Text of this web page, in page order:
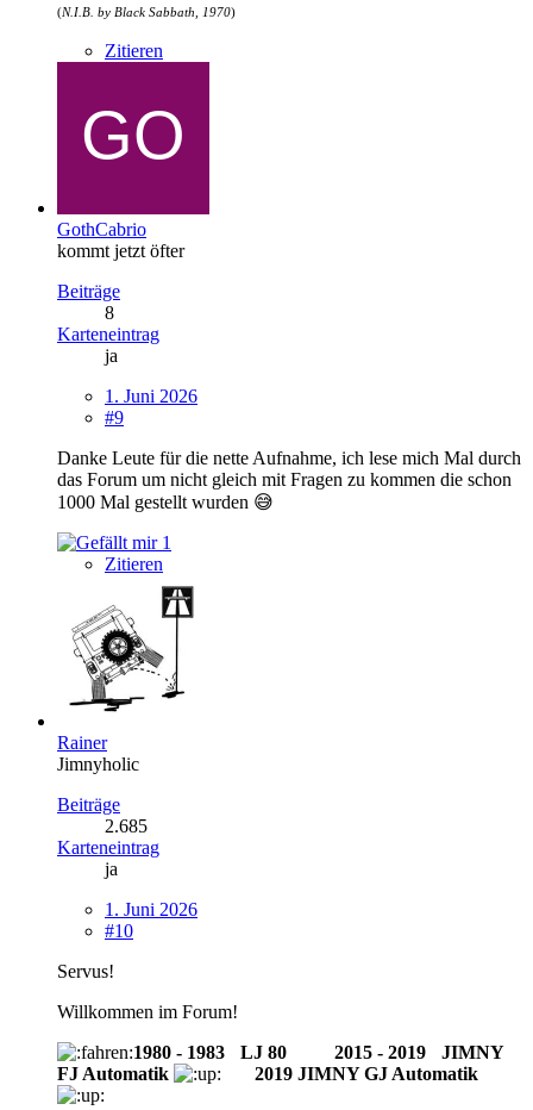
(N.I.B. by Black Sabbath, 1970)
Zitieren
GothCabrio
kommt jetzt öfter
Beiträge
8
Karteneintrag
ja
1. Juni 2026
#9
Danke Leute für die nette Aufnahme, ich lese mich Mal durch
das Forum um nicht gleich mit Fragen zu kommen die schon
1000 Mal gestellt wurden 😅
1
Zitieren
Rainer
Jimnyholic
Beiträge
2.685
Karteneintrag
ja
1. Juni 2026
#10
Servus!
Willkommen im Forum!
1980 - 1983
LJ 80 2015 - 2019
JIMNY
FJ Automatik
2019 JIMNY GJ Automatik